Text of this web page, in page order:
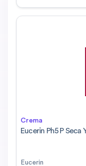
Crema
Eucerin Ph5 P Seca
Eucerin